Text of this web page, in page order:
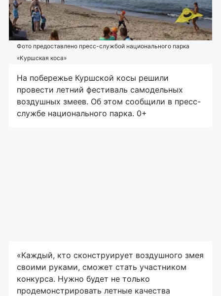
Фото предоставлено пресс-службой национального парка
«Куршская коса»
На побережье Куршской косы решили
провести летний фестиваль самодельных
воздушных змеев. Об этом сообщили в пресс-
службе национального парка. 0+
«Каждый, кто сконструирует воздушного змея
своими руками, сможет стать участником
конкурса. Нужно будет не только
продемонстрировать летные качества